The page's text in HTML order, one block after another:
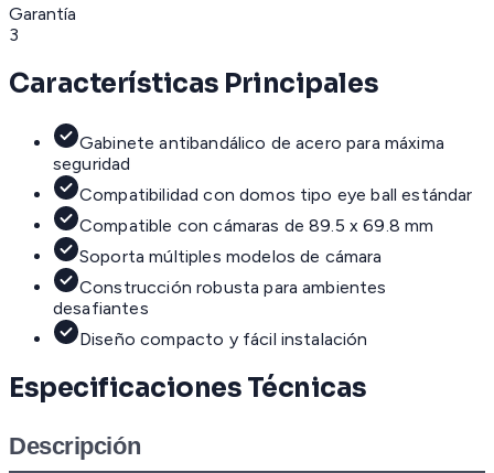
Garantía
3
Características Principales
Gabinete antibandálico de acero para máxima
seguridad
Compatibilidad con domos tipo eye ball estándar
Compatible con cámaras de 89.5 x 69.8 mm
Soporta múltiples modelos de cámara
Construcción robusta para ambientes
desafiantes
Diseño compacto y fácil instalación
Especificaciones Técnicas
Descripción